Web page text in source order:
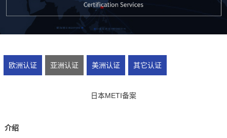
欧洲认证 亚洲认证 美洲认证 其它认证
日本METI备案
介绍